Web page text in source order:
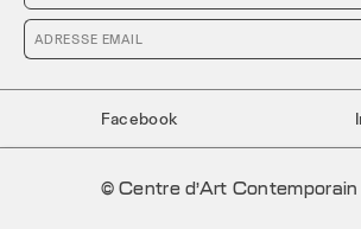
Facebook
© Centre d’Art